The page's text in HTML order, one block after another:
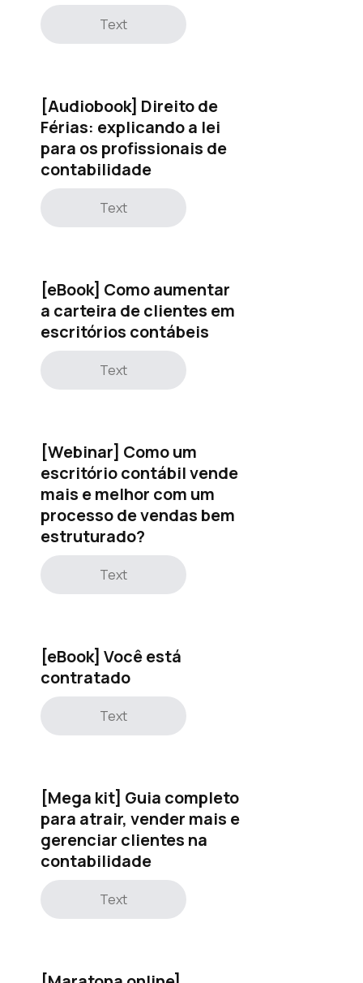
Text
[Audiobook] Direito de
Férias: explicando a lei
para os profissionais de
contabilidade
Text
[eBook] Como aumentar
a carteira de clientes em
escritórios contábeis
Text
[Webinar] Como um
escritório contábil vende
mais e melhor com um
processo de vendas bem
estruturado?
Text
[eBook] Você está
contratado
Text
[Mega kit] Guia completo
para atrair, vender mais e
gerenciar clientes na
contabilidade
Text